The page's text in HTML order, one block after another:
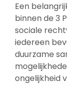
Een
binnen de 3
sociale
iedereen
duurzame
ongelijkheid